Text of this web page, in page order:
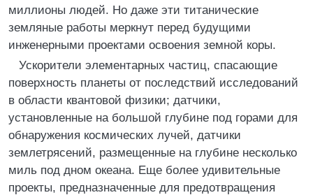
миллионы людей. Но даже эти титанические
земляные работы меркнут перед будущими
инженерными проектами освоения земной коры.
Ускорители элементарных частиц, спасающие
поверхность планеты от последствий исследований
в области квантовой физики; датчики,
установленные на большой глубине под горами для
обнаружения космических лучей, датчики
землетрясений, размещенные на глубине несколько
миль под дном океана. Еще более удивительные
проекты, предназначенные для предотвращения